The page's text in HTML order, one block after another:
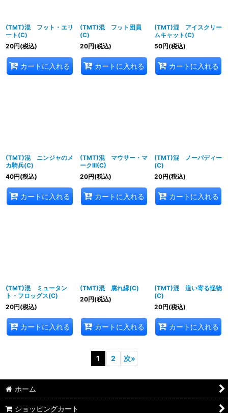
(TMT)混 フット・エリ
ート(C)
20円(税込)
カートに入れる
(TMT)混 フット団員
(C)
20円(税込)
カートに入れる
(TMT)混 アイスクリー
ムキャット(C)
50円(税込)
カートに入れる
(TMT)混 ニンジャのメ
カ騎兵(C)
40円(税込)
カートに入れる
(TMT)混 マウサー・マ
ークIII(C)
20円(税込)
カートに入れる
(TMT)混 ノーバディー
(C)
20円(税込)
カートに入れる
(TMT)混 ミュータン
ト・フロッグス(C)
20円(税込)
カートに入れる
(TMT)混 腐れ縁(C)
20円(税込)
カートに入れる
(TMT)混 這い寄る怪物
(C)
20円(税込)
カートに入れる
1 2 次»
ホーム
ショッピングカート